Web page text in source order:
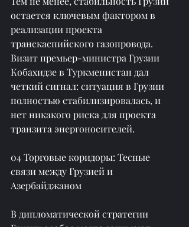
остается ключевым фактором в
реализации проекта
транскаспийского газопровода.
Визит премьер-министра Грузии
Кобахидзе в Туркменистан дал
четкий сигнал: ситуация в Грузии
полностью стабилизировалась, и
нет никакого риска для проекта
транзита энергоносителей.
04 Торговые коридоры: Тесные
связи между Грузией и
Азербайджаном
В дипломатической стратегии